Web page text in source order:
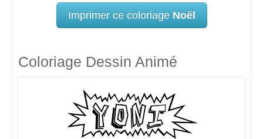
Imprimer ce coloriage Noël
Coloriage Dessin Animé